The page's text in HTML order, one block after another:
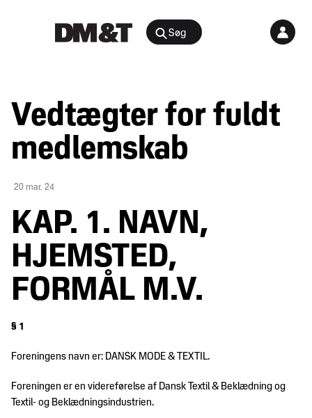
Agenter &
Distributører
Arbejdsmiljø
Bæredygtighed
samfundsansvar
Digital
E-
handel
Jura
International
handel
Arrangementer
Nyheder
Juridisk
medlemsportal
Medlemskab
som
Ramme- og
er
Politik
Søg
Vedtægter for fuldt
medlemskab
20 mar. 24
KAP. 1. NAVN,
HJEMSTED,
FORMÅL M.V.
§ 1
Foreningens navn er: DANSK MODE & TEXTIL.
Foreningen er en videreførelse af Dansk Textil & Beklædning og
Textil- og Beklædningsindustrien.